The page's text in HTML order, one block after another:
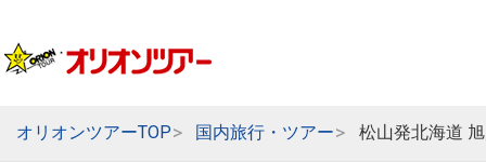
オリオンツアーTOP 国内旅行・ツアー 松山発北海道